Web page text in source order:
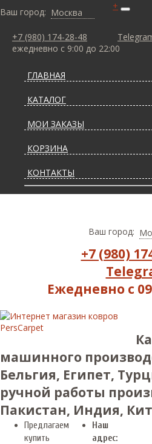
Ваш город: Москва
+7 (980) 174-28-48
ежедневно с 9:00 до 22:00
+
ГЛАВНАЯ
КАТАЛОГ
МОИ ЗАКАЗЫ
КОРЗИНА
КОНТАКТЫ
ДОСТАВКА И ОПЛАТА
Ваш город:
+7 (980)
Ежедневно с
машинного
Бельгия, Египет,
ручной работы
Пакистан, Индия,
Предлагаем
купить
Наш
адрес: